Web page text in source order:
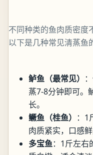
不同种类的鱼肉质密度
以下是几种常见清蒸鱼
鲈鱼（最常见）
蒸7-8分钟即可。
长。
鳜鱼（桂鱼） ：1
肉质紧实，口感鲜
多宝鱼：1斤左右